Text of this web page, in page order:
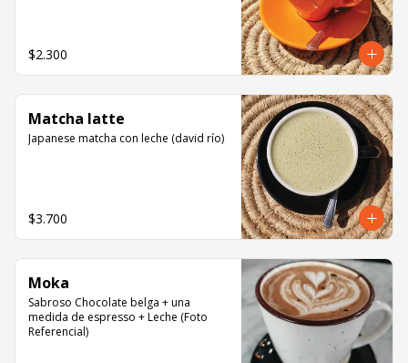
$2.300
Matcha latte
Japanese matcha con leche (david río)
$3.700
Moka
Sabroso Chocolate belga + una
medida de espresso + Leche (Foto
Referencial)